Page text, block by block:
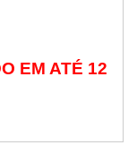
EM ATÉ 12